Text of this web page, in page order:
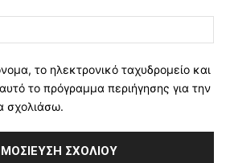
το ηλεκτρονικό ταχυδρομείο και
το πρόγραμμα περιήγησης για την
σχολιάσω.